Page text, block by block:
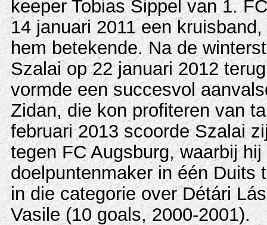
keeper Tobias Sippel van 1.
14 januari 2011 een
hem betekende. Na de
Szalai op 22 januari 2012
vormde een succesvol
Zidan, die kon profiteren van
februari 2013 scoorde Szalai
tegen FC Augsburg, waarbij
doelpuntenmaker in één Duits
in die categorie over Détári
Vasile (10 goals, 2000-2001).